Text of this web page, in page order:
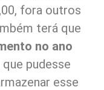
fora outros
terá que
no ano
que pudesse
esse